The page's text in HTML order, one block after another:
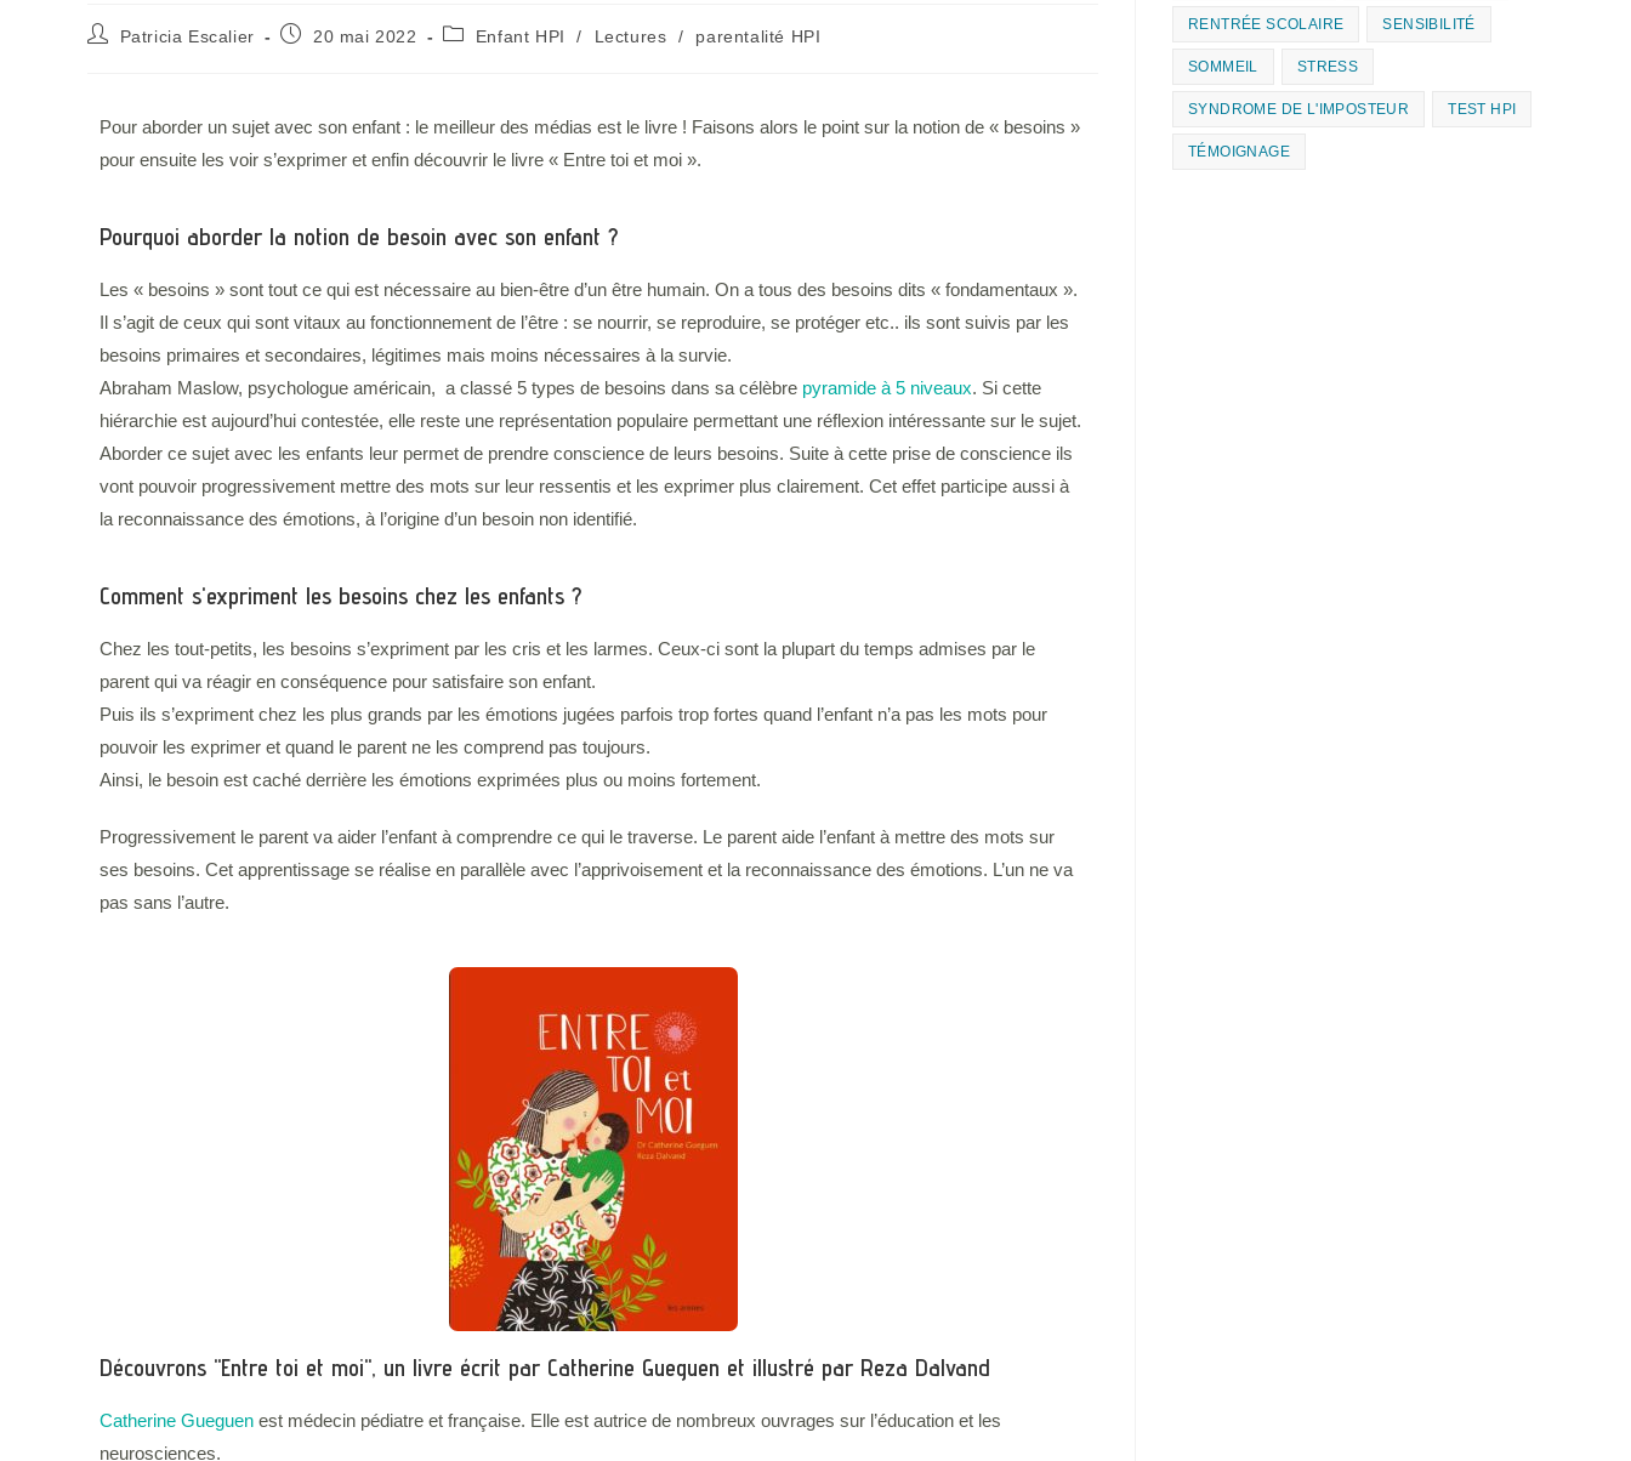
Patricia Escalier 20 mai 2022 Enfant HPI / Lectures / parentalité HPI
Pour aborder un sujet avec son enfant : le meilleur des médias est le livre ! Faisons alors le point sur la notion de « besoins »
pour ensuite les voir s’exprimer et enfin découvrir le livre « Entre toi et moi ».
Pourquoi aborder la notion de besoin avec son enfant ?
Les « besoins » sont tout ce qui est nécessaire au bien-être d’un être humain. On a tous des besoins dits « fondamentaux ».
Il s’agit de ceux qui sont vitaux au fonctionnement de l’être : se nourrir, se reproduire, se protéger etc.. ils sont suivis par les
besoins primaires et secondaires, légitimes mais moins nécessaires à la survie.
Abraham Maslow, psychologue américain, a classé 5 types de besoins dans sa célèbre pyramide à 5 niveaux. Si cette
hiérarchie est aujourd’hui contestée, elle reste une représentation populaire permettant une réflexion intéressante sur le sujet.
Aborder ce sujet avec les enfants leur permet de prendre conscience de leurs besoins. Suite à cette prise de conscience ils
vont pouvoir progressivement mettre des mots sur leur ressentis et les exprimer plus clairement. Cet effet participe aussi à
la reconnaissance des émotions, à l’origine d’un besoin non identifié.
Comment s'expriment les besoins chez les enfants ?
Chez les tout-petits, les besoins s’expriment par les cris et les larmes. Ceux-ci sont la plupart du temps admises par le
parent qui va réagir en conséquence pour satisfaire son enfant.
Puis ils s’expriment chez les plus grands par les émotions jugées parfois trop fortes quand l’enfant n’a pas les mots pour
pouvoir les exprimer et quand le parent ne les comprend pas toujours.
Ainsi, le besoin est caché derrière les émotions exprimées plus ou moins fortement.
Progressivement le parent va aider l’enfant à comprendre ce qui le traverse. Le parent aide l’enfant à mettre des mots sur
ses besoins. Cet apprentissage se réalise en parallèle avec l’apprivoisement et la reconnaissance des émotions. L’un ne va
pas sans l’autre.
Découvrons "Entre toi et moi", un livre écrit par Catherine Gueguen et illustré par Reza Dalvand
Catherine Gueguen est médecin pédiatre et française. Elle est autrice de nombreux ouvrages sur l’éducation et les
neurosciences.
RENTRÉE SCOLAIRE SENSIBILITÉ
SOMMEIL STRESS
SYNDROME DE L'IMPOSTEUR TEST HPI
TÉMOIGNAGE